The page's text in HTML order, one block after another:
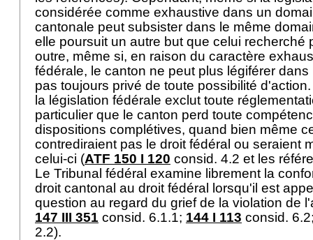
considérée comme exhaustive dans un
cantonale peut subsister dans le même
elle poursuit un autre but que celui recherché
outre, même si, en raison du caractère
fédérale, le canton ne peut plus légiférer
pas toujours privé de toute possibilité
la législation fédérale exclut toute
particulier que le canton perd toute
dispositions complétives, quand bien même
contrediraient pas le droit fédéral ou seraient
celui-ci (ATF 150 I 120 consid. 4.2 et les
Le Tribunal fédéral examine librement la
droit cantonal au droit fédéral lorsqu'il est
question au regard du grief de la violation de l'
147 III 351 consid. 6.1.1; 144 I 113 consid.
2.2).